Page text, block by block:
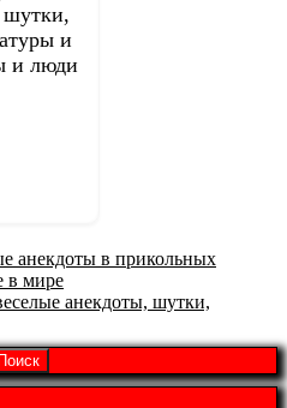
и
и люди
анекдоты в прикольных
в мире
анекдоты, шутки,